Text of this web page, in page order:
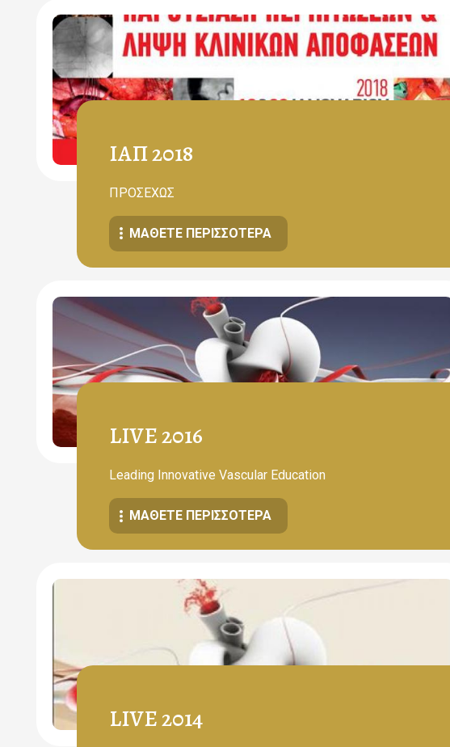
ΙΑΠ 2018
ΠΡΟΣΕΧΩΣ
ΜΆΘΕΤΕ ΠΕΡΙΣΣΌΤΕΡΑ
LIVE 2016
Leading Innovative Vascular Education
ΜΆΘΕΤΕ ΠΕΡΙΣΣΌΤΕΡΑ
LIVE 2014